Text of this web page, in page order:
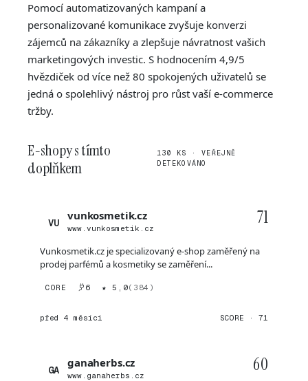
Pomocí automatizovaných kampaní a
personalizované komunikace zvyšuje konverzi
zájemců na zákazníky a zlepšuje návratnost vašich
marketingových investic. S hodnocením 4,9/5
hvězdiček od více než 80 spokojených uživatelů se
jedná o spolehlivý nástroj pro růst vaší e-commerce
tržby.
E-shopy s tímto
doplňkem
130 KS · VEŘEJNĚ
DETEKOVÁNO
VU
vunkosmetik.cz
www.vunkosmetik.cz
71
Vunkosmetik.cz je specializovaný e-shop zaměřený na
prodej parfémů a kosmetiky se zaměření...
CORE 6 ★ 5,0(384)
před 4 měsíci SCORE · 71
GA
ganaherbs.cz
www.ganaherbs.cz
60